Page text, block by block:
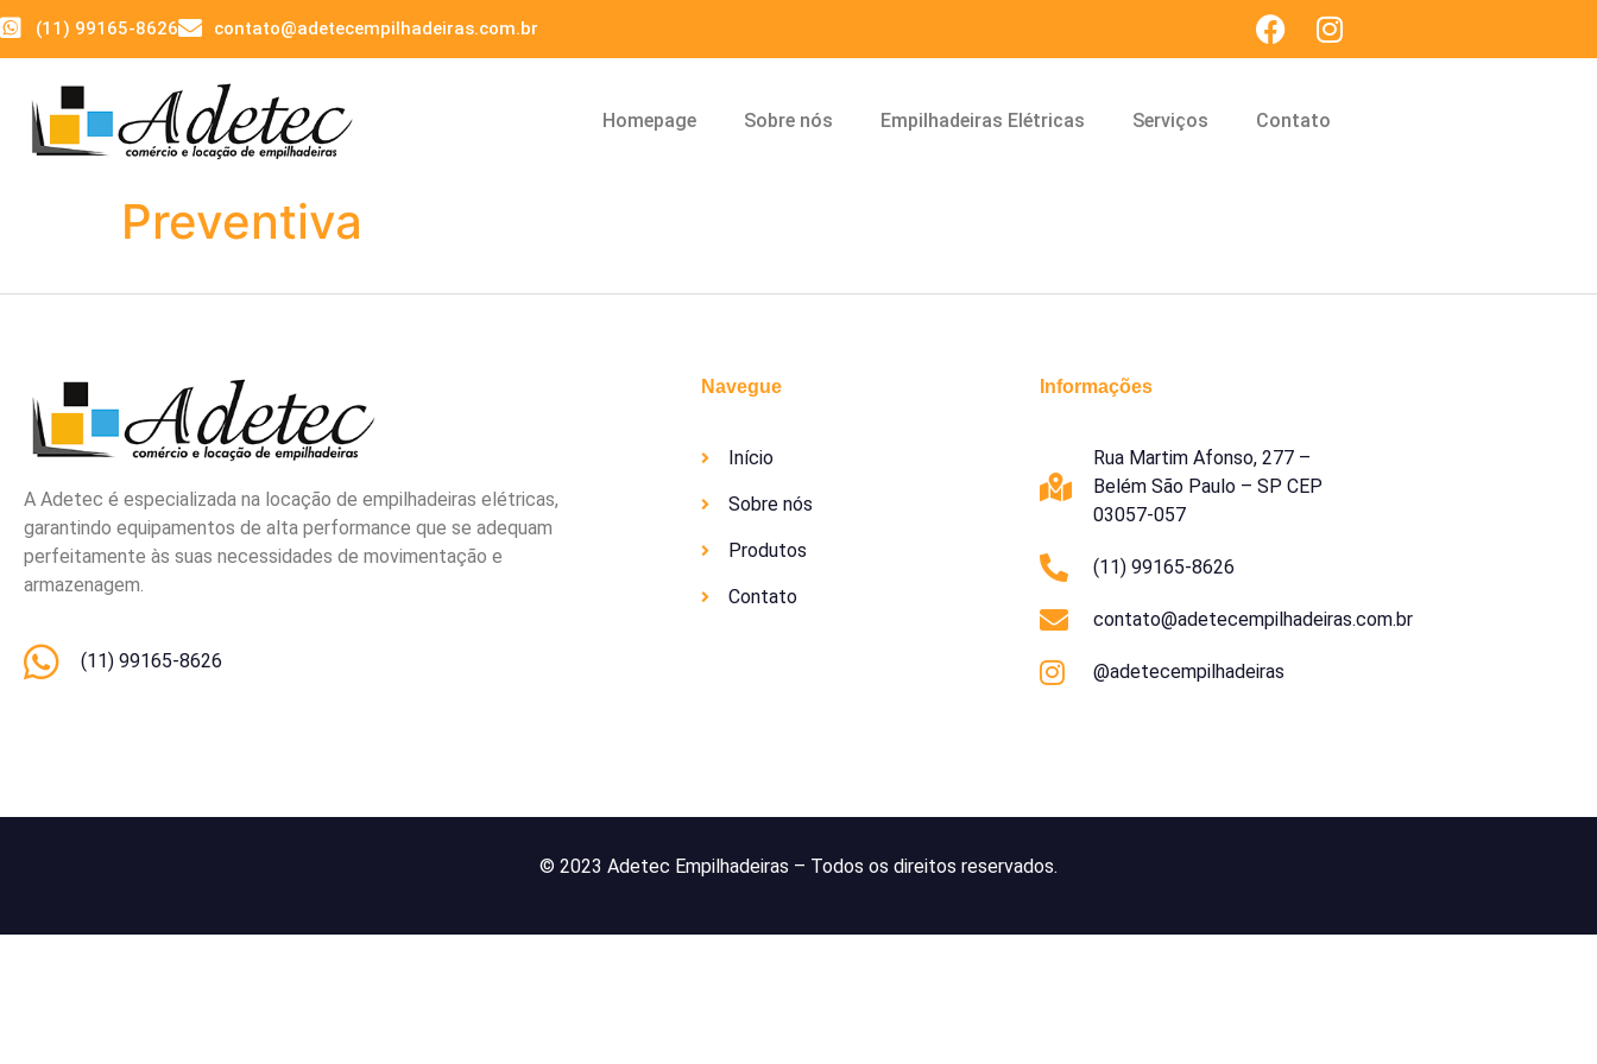
(11) 99165-8626 contato@adetecempilhadeiras.com.br
Homepage Sobre nós Empilhadeiras Elétricas Serviços Contato
Preventiva
A Adetec é especializada na locação de empilhadeiras elétricas,
garantindo equipamentos de alta performance que se adequam
perfeitamente às suas necessidades de movimentação e
armazenagem.
(11) 99165-8626
Navegue
Início
Sobre nós
Produtos
Contato
Informações
Rua Martim Afonso, 277 –
Belém São Paulo – SP CEP
03057-057
(11) 99165-8626
contato@adetecempilhadeiras.com.br
@adetecempilhadeiras
© 2023 Adetec Empilhadeiras – Todos os direitos reservados.